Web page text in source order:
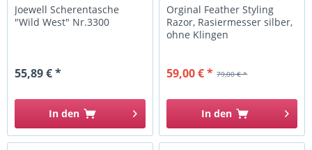
Joewell Scherentasche
"Wild West" Nr.3300
55,89 € *
In den
Orginal Feather Styling
Razor, Rasiermesser silber,
ohne Klingen
79,00 € *
59,00 € *
In den